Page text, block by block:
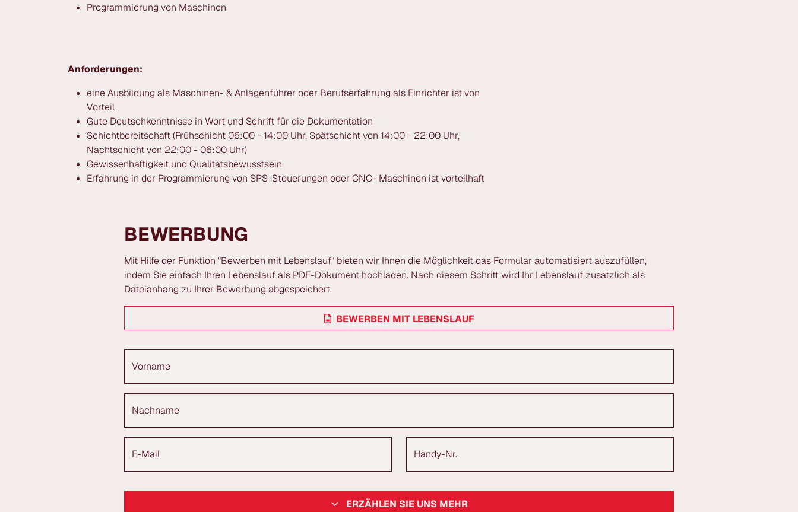
Programmierung von Maschinen
Anforderungen:
eine Ausbildung als Maschinen- & Anlagenführer oder Berufserfahrung als Einrichter ist von
Vorteil
Gute Deutschkenntnisse in Wort und Schrift für die Dokumentation
Schichtbereitschaft (Frühschicht 06:00 - 14:00 Uhr, Spätschicht von 14:00 - 22:00 Uhr,
Nachtschicht von 22:00 - 06:00 Uhr)
Gewissenhaftigkeit und Qualitätsbewusstsein
Erfahrung in der Programmierung von SPS-Steuerungen oder CNC- Maschinen ist vorteilhaft
BEWERBUNG
Mit Hilfe der Funktion “Bewerben mit Lebenslauf“ bieten wir Ihnen die Möglichkeit das Formular automatisiert auszufüllen,
indem Sie einfach Ihren Lebenslauf als PDF-Dokument hochladen. Nach diesem Schritt wird Ihr Lebenslauf zusätzlich als
Dateianhang zu Ihrer Bewerbung abgespeichert.
BEWERBEN MIT LEBENSLAUF
Vorname
Nachname
E-Mail Handy-Nr.
ERZÄHLEN SIE UNS MEHR